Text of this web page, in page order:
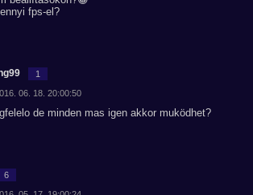
fps-el?
1
06. 18. 20:00:50
de minden mas igen akkor muködhet?
6